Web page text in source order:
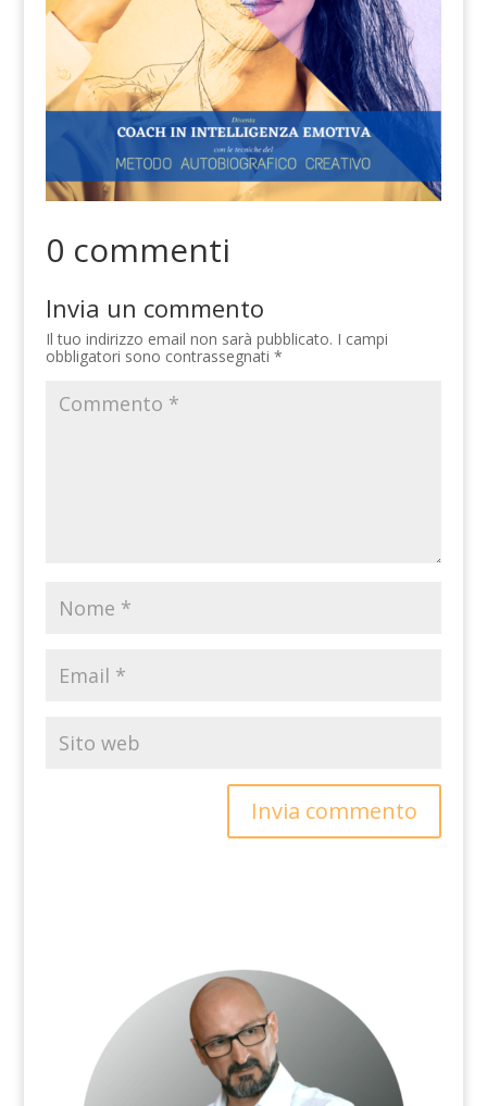
0 commenti
Invia un commento
Il tuo indirizzo email non sarà pubblicato. I campi
obbligatori sono contrassegnati*
Invia commento